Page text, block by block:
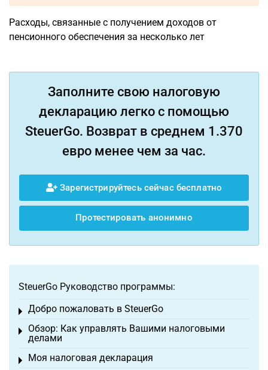
Расходы, связанные с получением доходов от
пенсионного обеспечения за несколько лет
Заполните свою налоговую
декларацию легко с помощью
SteuerGo. Возврат в среднем 1.370
евро менее чем за час.
Зарегистрируйтесь сейчас бесплатно
Протестировать анонимно
SteuerGo Руководство программы:
Добро пожаловать в SteuerGo
Toggle menu
Обзор: Как управлять Вашими налоговыми
делами
Toggle menu
Моя налоговая декларация
Toggle menu